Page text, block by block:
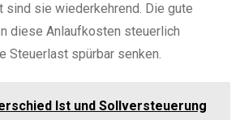
sind sie wiederkehrend. Die gute
diese Anlaufkosten steuerlich
Steuerlast spürbar senken.
Ist und Sollversteuerung